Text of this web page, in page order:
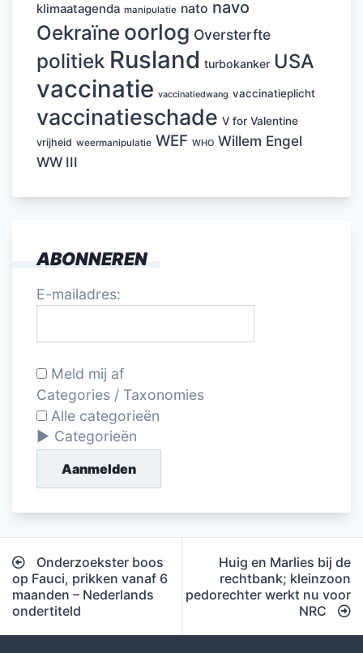
klimaatagenda manipulatie nato navo
Oekraïne oorlog Oversterfte
politiek Rusland turbokanker USA
vaccinatie vaccinatiedwang vaccinatieplicht
vaccinatieschade V for Valentine
vrijheid weermanipulatie WEF WHO Willem Engel
WW III
ABONNEREN
E-mailadres:
Meld mij af
Categories / Taxonomies
Alle categorieën
Categorieën
Aanmelden
Bericht
navigatie
Onderzoekster boos
op Fauci, prikken vanaf 6
maanden – Nederlands
ondertiteld
Huig en Marlies bij de
rechtbank; kleinzoon
pedorechter werkt nu voor
NRC